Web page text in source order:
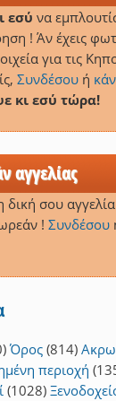
εσύ να
! Άν έχεις
για τις
Συνδέσουή
κι εσύ τώρα!
αγγελίας
σου
! Συνδέσου
Όρος (814)
περιοχή
(1028)